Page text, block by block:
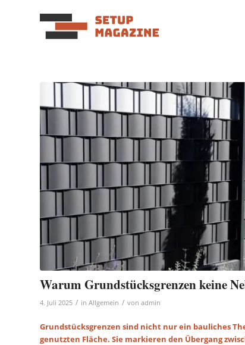
Warum Grundstücksgrenzen keine
4. Juli 2025 / in Allgemein / von admin
Grundstücksgrenzen sind nicht nur ein bauliches
genutzten Fläche. Sie markieren den Übergang